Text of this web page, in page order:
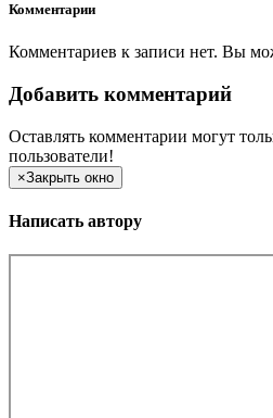
Комментарии
Комментариев к записи нет. Вы
Добавить комментарий
Оставлять комментарии могут
пользователи!
×Закрыть окно
Написать автору